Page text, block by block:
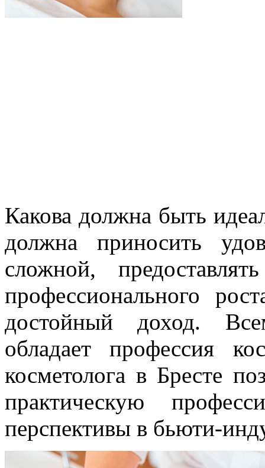
Какова должна быть
должна приносить
сложной,
профессионального
достойный доход.
обладает профессия
косметолога в Бресте
практическую
перспективы в бьюти-